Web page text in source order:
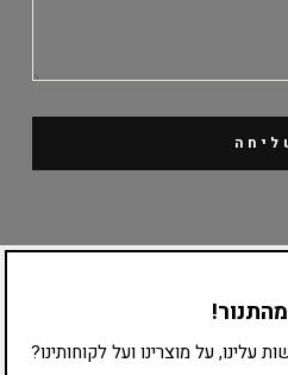
עלינו, על מוצרינו ועל לקוחותינו?